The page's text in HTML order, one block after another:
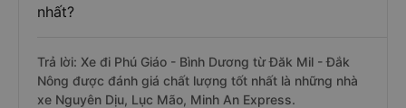
nhất?
Trả lời: Xe đi Phú Giáo - Bình Dương từ Đăk Mil - Đắk
Nông được đánh giá chất lượng tốt nhất là những nhà
xe Nguyên Dịu, Lục Mão, Minh An Express.